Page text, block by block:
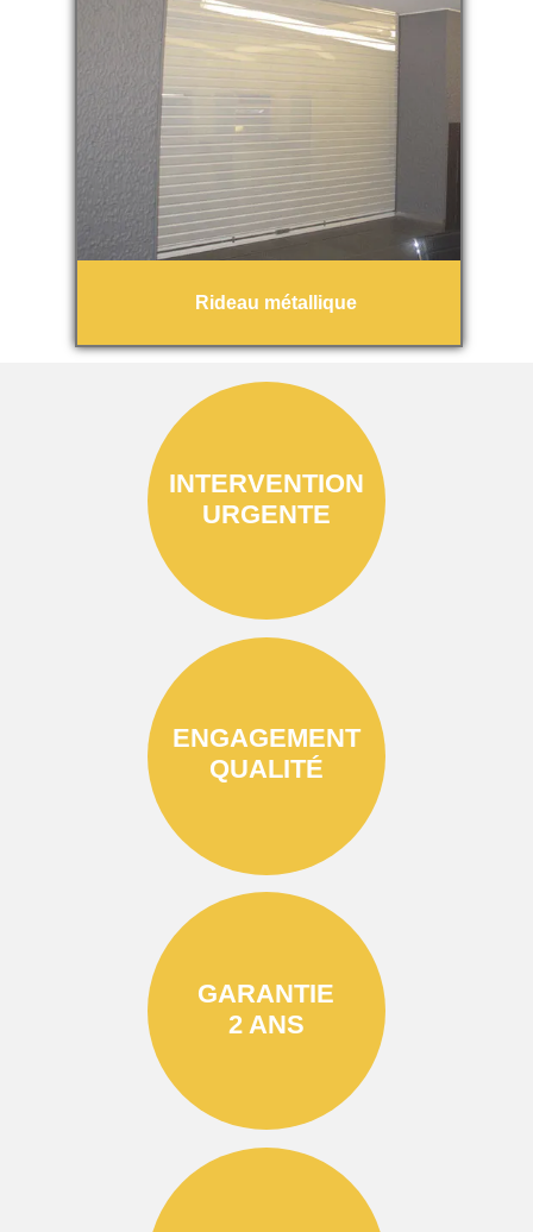
Rideau métallique
INTERVENTION
URGENTE
ENGAGEMENT
QUALITÉ
GARANTIE
2 ANS